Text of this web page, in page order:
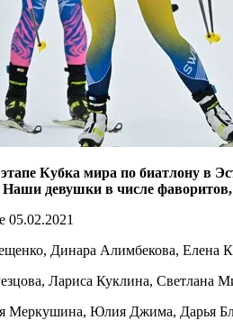
Кубка мира по биатлону в
девушки в числе фаворитов,
05.02.2021
Динара Алимбекова, Елена
Лариса Куклина, Светлана
Меркушина, Юлия Джима, Дарья